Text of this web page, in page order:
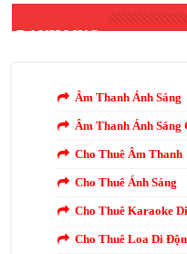
DANH MỤC
Âm Thanh Ánh Sáng
Âm Thanh Ánh Sáng
Cho Thuê Âm Thanh
Cho Thuê Ánh Sáng
Cho Thuê Karaoke
Cho Thuê Loa Di